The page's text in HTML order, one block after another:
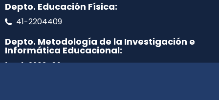
Depto. Educación Física:
41-2204409
Depto. Metodología de la Investigación e
Informática Educacional:
41-2203489